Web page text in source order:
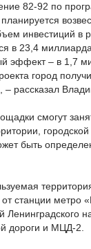
82-92 по
инвестиций в
в 23,4
эффект – в 1,7
город
– рассказал
смогут
быть
станции метро
Ленинградского
дороги и МЦД-2.